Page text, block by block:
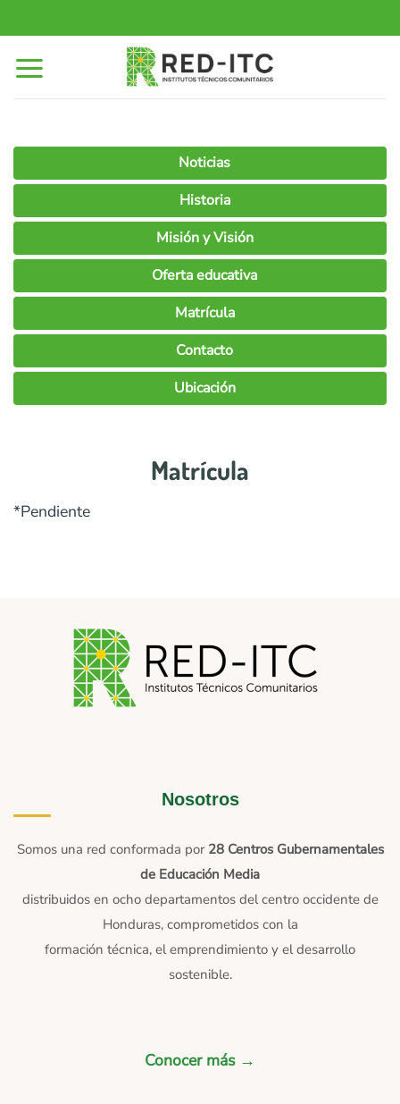
al
contenido
Matrícula
*Pendiente
Noticias
Historia
Misión y Visión
Oferta educativa
Matrícula
Contacto
Ubicación
Nosotros
Somos una red conformada por 28 Centros Gubernamentales
de Educación Media
distribuidos en ocho departamentos del centro occidente de
Honduras, comprometidos con la
formación técnica, el emprendimiento y el desarrollo
sostenible.
Conocer más →